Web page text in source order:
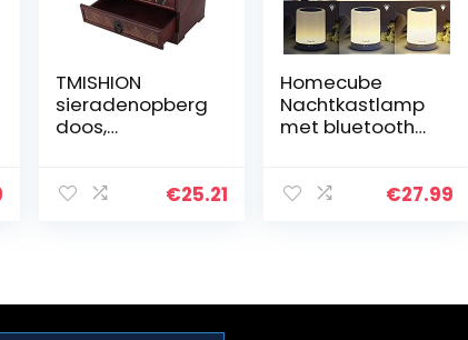
TMISHION
sieradenopberg
doos,
opbergen,
ringen…
€25.21
Homecube
Nachtkastlamp
met bluetooth-
met dimmer en
€27.99